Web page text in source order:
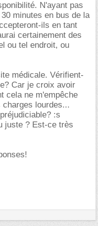
N'ayant pas
minutes en bus de la
ils en tant
certainement des
ou tel endroit, ou
médicale. Vérifient-
Car je croix avoir
cela ne m'empêche
charges lourdes...
:s
juste ? Est-ce très